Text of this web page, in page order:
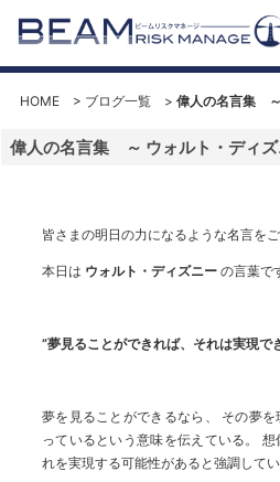
HOME> ブログ一覧> 偉人の名言集 ～
偉人の名言集 ～ ウォルト・ディズ
皆さまの明日の力になるような名言をご
本日は ウォルト・ディズニー の言葉で
”夢見ることができれば、それは実現で
夢を見ることができるなら、 その夢
っているという意味を伝えている。
れを実現する可能性があると強調してい